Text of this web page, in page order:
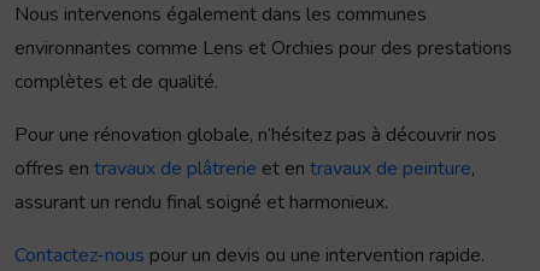
Nous intervenons également dans les communes
environnantes comme Lens et Orchies pour des prestations
complètes et de qualité.
Pour une rénovation globale, n’hésitez pas à découvrir nos
offres en travaux de plâtrerie et en travaux de peinture,
assurant un rendu final soigné et harmonieux.
Contactez-nous pour un devis ou une intervention rapide.